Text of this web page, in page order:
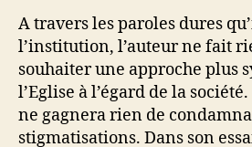
A travers les paroles dures
l’institution, l’auteur ne fait
souhaiter une approche plus
l’Eglise à l’égard de la
ne gagnera rien de
stigmatisations. Dans son